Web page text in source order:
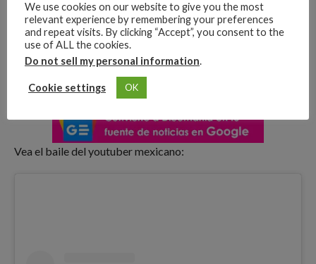
Vea el baile del youtuber mexicano:
We use cookies on our website to give you the most
relevant experience by remembering your preferences
and repeat visits. By clicking “Accept”, you consent to the
use of ALL the cookies.
Do not sell my personal information.
Cookie settings OK